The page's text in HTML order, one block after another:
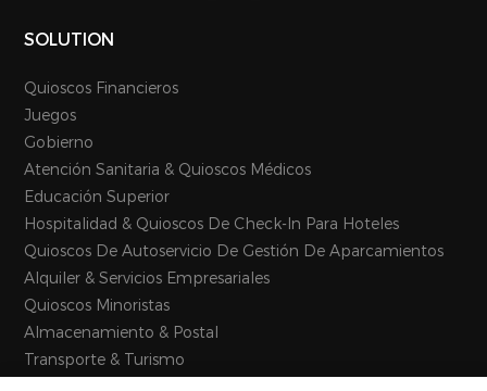
SOLUTION
Quioscos Financieros
Juegos
Gobierno
Atención Sanitaria & Quioscos Médicos
Educación Superior
Hospitalidad & Quioscos De Check-In Para Hoteles
Quioscos De Autoservicio De Gestión De Aparcamientos
Alquiler & Servicios Empresariales
Quioscos Minoristas
Almacenamiento & Postal
Transporte & Turismo